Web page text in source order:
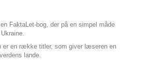
FaktaLet-bog, der på en simpel måde
er en række titler, som giver læseren en
lande.